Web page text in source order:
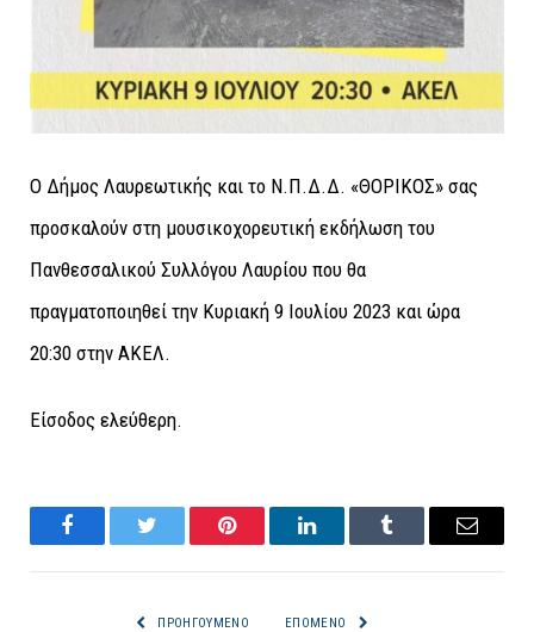
Ο Δήμος Λαυρεωτικής και το Ν.Π.Δ.Δ. «ΘΟΡΙΚΟΣ» σας
προσκαλούν στη μουσικοχορευτική εκδήλωση του
Πανθεσσαλικού Συλλόγου Λαυρίου που θα
πραγματοποιηθεί την Κυριακή 9 Ιουλίου 2023 και ώρα
20:30 στην ΑΚΕΛ.
Είσοδος ελεύθερη.
FacebookTwitter Pinterest LinkedInTumblr Email
ΠΡΟΗΓΟΎΜΕΝΟ ΕΠΌΜΕΝΟ